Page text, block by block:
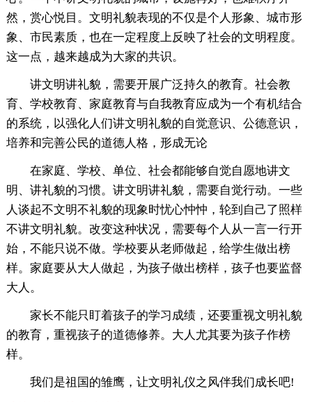
然，赏心悦目。文明礼貌表现的不仅是个人形象、城市形
象、市民素质，也在一定程度上反映了社会的文明程度。
这一点，越来越成为大家的共识。
讲文明讲礼貌，需要开展广泛持久的教育。社会教
育、学校教育、家庭教育与自我教育应成为一个有机结合
的系统，以强化人们讲文明礼貌的自觉意识、公德意识，
培养和完善公民的道德人格，形成无论
在家庭、学校、单位、社会都能够自觉自愿地讲文
明、讲礼貌的习惯。讲文明讲礼貌，需要自觉行动。一些
人谈起不文明不礼貌的现象时忧心忡忡，轮到自己了照样
不讲文明礼貌。改变这种状况，需要每个人从一言一行开
始，不能只说不做。学校要从老师做起，给学生做出榜
样。家庭要从大人做起，为孩子做出榜样，孩子也要监督
大人。
家长不能只盯着孩子的学习成绩，还要重视文明礼貌
的教育，重视孩子的道德修养。大人尤其要为孩子作榜
样。
我们是祖国的雏鹰，让文明礼仪之风伴我们成长吧!